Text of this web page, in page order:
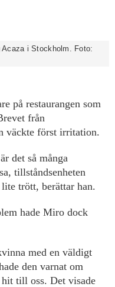
Acaza i Stockholm. Foto:
på restaurangen som
från
väckte först irritation.
det så många
tillståndsenheten
trött, berättar han.
hade Miro dock
med en väldigt
den varnat om
till oss. Det visade